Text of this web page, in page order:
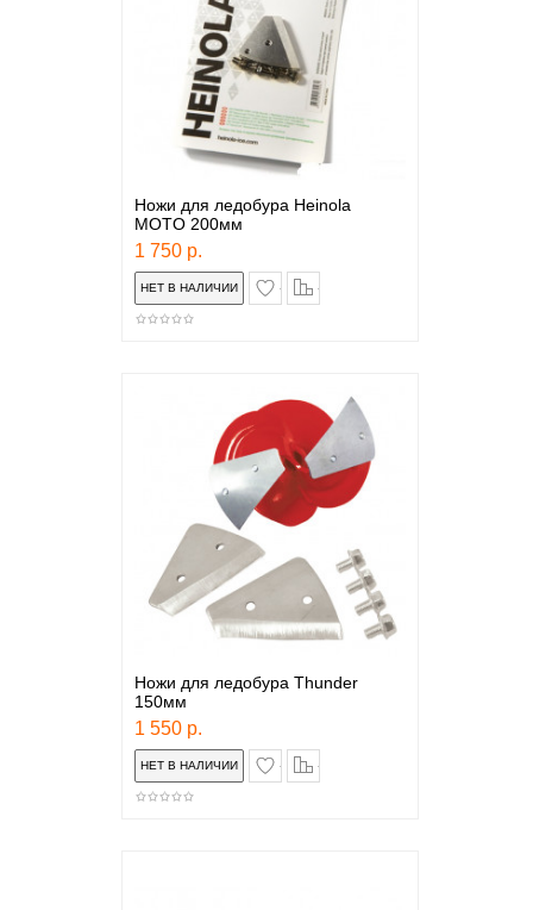
Ножи для ледобура Heinola
MOTO 200мм
1 750 р.
в закладки
Ножи для ледобура Thunder
150мм
1 550 р.
в закладки